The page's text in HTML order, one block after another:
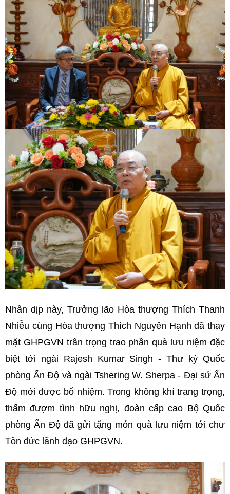
Nhân dịp này, Trưởng lão Hòa thượng Thích Thanh
Nhiễu cùng Hòa thượng Thích Nguyên Hạnh đã thay
mặt GHPGVN trân trọng trao phần quà lưu niệm đặc
biệt tới ngài Rajesh Kumar Singh - Thư ký Quốc
phòng Ấn Độ và ngài Tshering W. Sherpa - Đại sứ Ấn
Độ mới được bổ nhiệm. Trong không khí trang trọng,
thấm đượm tình hữu nghị, đoàn cấp cao Bộ Quốc
phòng Ấn Độ đã gửi tặng món quà lưu niệm tới chư
Tôn đức lãnh đạo GHPGVN.